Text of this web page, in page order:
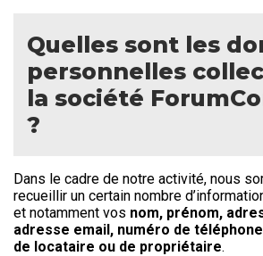
Quelles sont les
personnelles
la société
?
Dans le cadre de notre activité, nous
recueillir un certain nombre
et notamment vos nom, prénom,
adresse email, numéro de
de locataire ou de propriétaire.